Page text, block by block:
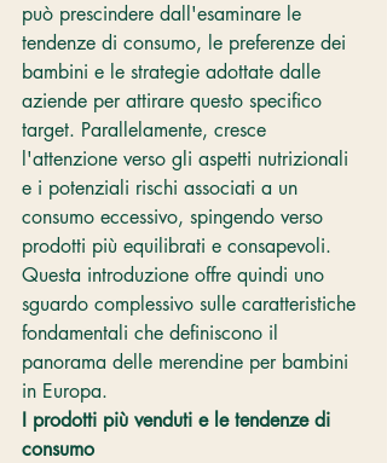
può prescindere dall'esaminare le
tendenze di consumo, le preferenze dei
bambini e le strategie adottate dalle
aziende per attirare questo specifico
target. Parallelamente, cresce
l'attenzione verso gli aspetti nutrizionali
e i potenziali rischi associati a un
consumo eccessivo, spingendo verso
prodotti più equilibrati e consapevoli.
Questa introduzione offre quindi uno
sguardo complessivo sulle caratteristiche
fondamentali che definiscono il
panorama delle merendine per bambini
in Europa.
I prodotti più venduti e le tendenze di
consumo